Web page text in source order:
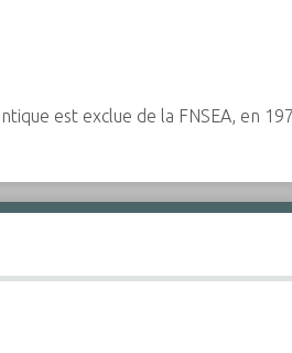
est exclue de la FNSEA, en